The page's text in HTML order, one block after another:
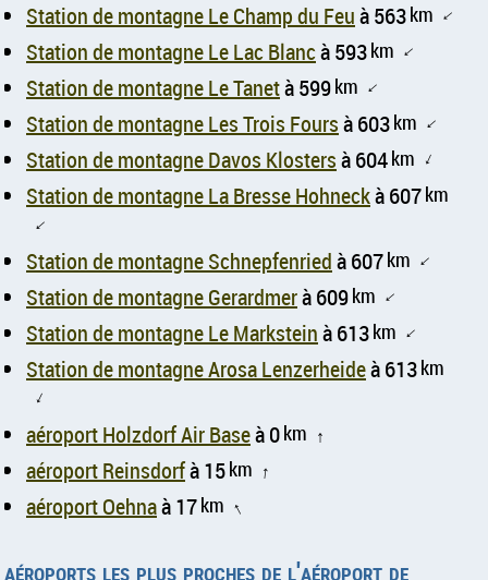
Station de montagne Le Champ du Feuà 563km ↑
Station de montagne Le Lac Blancà 593km ↑
Station de montagne Le Tanetà 599km ↑
Station de montagne Les Trois Foursà 603km ↑
Station de montagne Davos Klostersà 604km ↑
Station de montagne La Bresse Hohneckà 607km
↑
Station de montagne Schnepfenriedà 607km ↑
Station de montagne Gerardmerà 609km ↑
Station de montagne Le Marksteinà 613km ↑
Station de montagne Arosa Lenzerheideà 613km
↑
aéroport Holzdorf Air Baseà 0km ↑
aéroport Reinsdorfà 15km ↑
aéroport Oehnaà 17km ↑
aéroports les plus proches de l'aéroport de